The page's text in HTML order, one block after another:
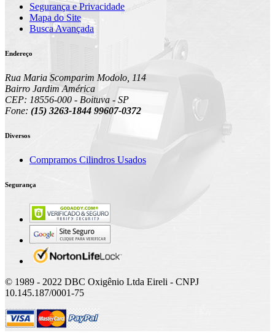
Segurança e Privacidade
Mapa do Site
Busca Avançada
Endereço
Rua Maria Scomparim Modolo, 114
Bairro Jardim América
CEP: 18556-000 - Boituva - SP
Fone: (15) 3263-1844 99607-0372
Diversos
Compramos Cilindros Usados
Segurança
© 1989 - 2022 DBC Oxigênio Ltda Eireli - CNPJ
10.145.187/0001-75